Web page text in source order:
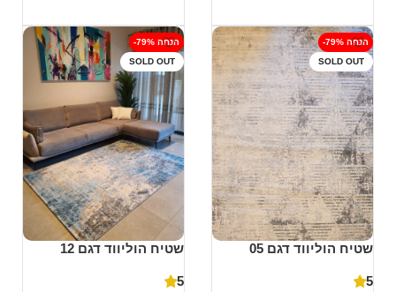
-79% הנחה
SOLD OUT
שטיח הוליווד דגם 05
5
-79% הנחה
SOLD OUT
שטיח הוליווד דגם 12
5